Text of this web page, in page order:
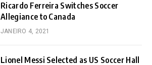
Ricardo Ferreira Switches Soccer
Allegiance to Canada
JANEIRO 4, 2021
Lionel Messi Selected as US Soccer Hall